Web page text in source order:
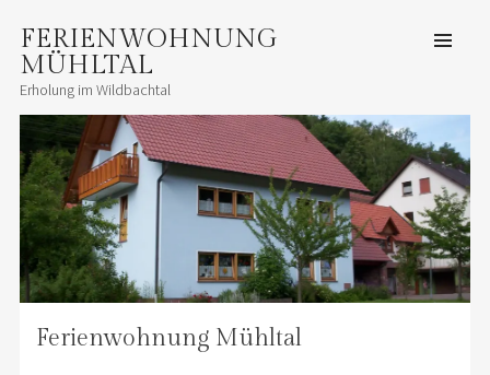
FERIENWOHNUNG
MÜHLTAL
Erholung im Wildbachtal
INHALT
SPRINGEN
Ferienwohnung Mühltal